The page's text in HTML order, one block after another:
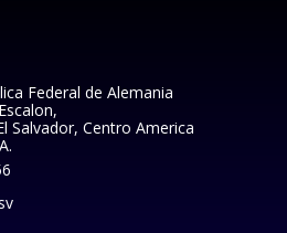
Federal de Alemania
Salvador, Centro America